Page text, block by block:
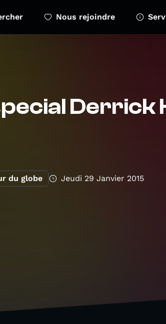
Nous rejoindre
du globe Jeudi 29 Janvier 2015